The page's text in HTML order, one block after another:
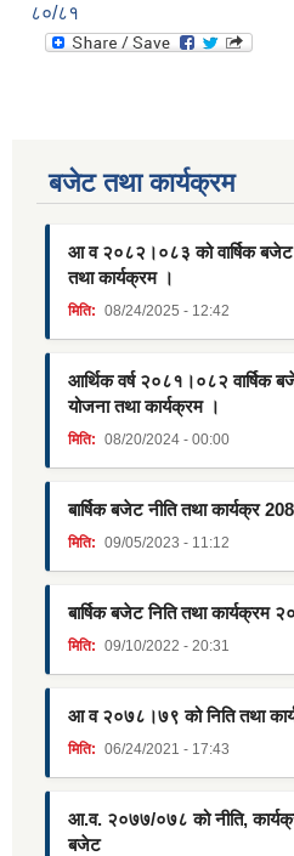
८०/८१
बजेट तथा कार्यक्रम
आ व २०८२।०८३ को वार्षिक बजेट
तथा कार्यक्रम ।
मिति: 08/24/2025 - 12:42
आर्थिक वर्ष २०८१।०८२ वार्षिक
योजना तथा कार्यक्रम ।
मिति: 08/20/2024 - 00:00
बार्षिक बजेट नीति तथा कार्यक्र
मिति: 09/05/2023 - 11:12
बार्षिक बजेट निति तथा कार्यक्रम
मिति: 09/10/2022 - 20:31
आ व २०७८।७९ को निति तथा
मिति: 06/24/2021 - 17:43
आ.व. २०७७/०७८ को नीति,
बजेट